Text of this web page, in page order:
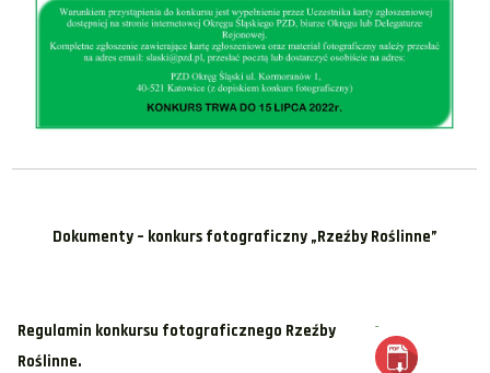
Dokumenty – konkurs fotograficzny „Rzeźby Roślinne”
Regulamin konkursu fotograficznego Rzeźby
Roślinne.